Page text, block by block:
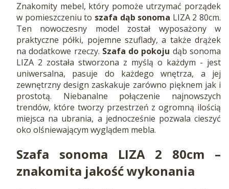
Znakomity mebel, który pomoże utrzymać porządek
w pomieszczeniu to szafa dąb sonoma LIZA 2 80cm.
Ten nowoczesny model został wyposażony w
praktyczne półki, pojemne szuflady, a także drążek
na dodatkowe rzeczy. Szafa do pokoju dąb sonoma
LIZA 2 została stworzona z myślą o każdym - jest
uniwersalna, pasuje do każdego wnętrza, a jej
zewnętrzny design zaskakuje zarówno pięknem jak i
prostotą. Niebanalne połączenie najnowszych
trendów, które tworzy przestrzeń z ogromną ilością
miejsca na ubrania, a jednocześnie pozwala cieszyć
oko olśniewającym wyglądem mebla.
Szafa sonoma LIZA 2 80cm –
znakomita jakość wykonania